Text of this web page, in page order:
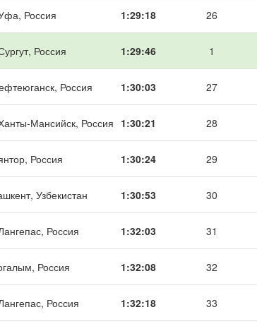
Россия 1:29:18 26
Россия 1:29:46 1
Россия 1:30:03 27
Мансийск, Россия 1:30:21 28
Россия 1:30:24 29
Узбекистан 1:30:53 30
Россия 1:32:03 31
Россия 1:32:08 32
Россия 1:32:18 33